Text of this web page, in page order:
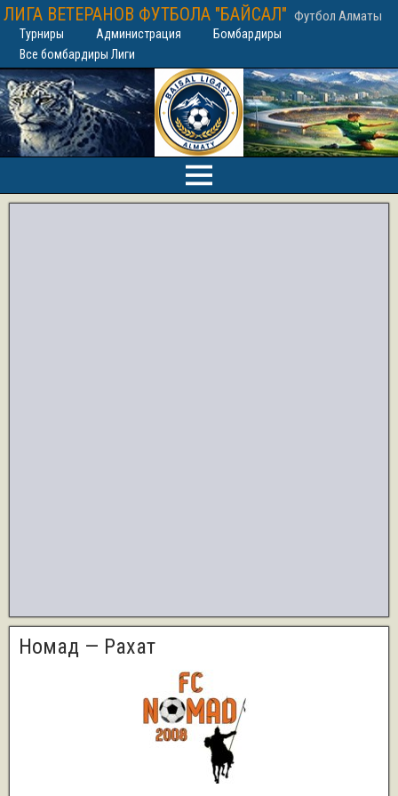
ЛИГА ВЕТЕРАНОВ ФУТБОЛА "БАЙСАЛ" Футбол Алматы
Турниры Администрация
Бомбардиры
Все бомбардиры Лиги
Номад — Рахат